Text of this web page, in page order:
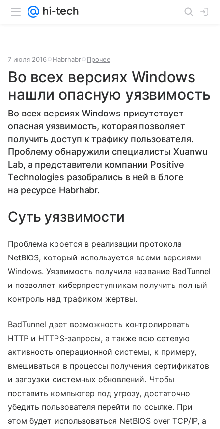
7 июля 2016 Habrhabr Прочее
Во всех версиях Windows
нашли опасную уязвимость
Во всех версиях Windows присутствует
опасная уязвимость, которая позволяет
получить доступ к трафику пользователя.
Проблему обнаружили специалисты Xuanwu
Lab, а представители компании Positive
Technologies разобрались в ней в блоге
на ресурсе Habrhabr.
Суть уязвимости
Проблема кроется в реализации протокола
NetBIOS, который используется всеми версиями
Windows. Уязвимость получила название BadTunnel
и позволяет киберпреступникам получить полный
контроль над трафиком жертвы.
BadTunnel дает возможность контролировать
HTTP и HTTPS-запросы, а также всю сетевую
активность операционной системы, к примеру,
вмешиваться в процессы получения сертификатов
и загрузки системных обновлений. Чтобы
поставить компьютер под угрозу, достаточно
убедить пользователя перейти по ссылке. При
этом будет использоваться NetBIOS over TCP/IP, а